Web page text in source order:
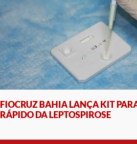
FIOCRUZ BAHIA LANÇA KIT
RÁPIDO DA LEPTOSPIROSE